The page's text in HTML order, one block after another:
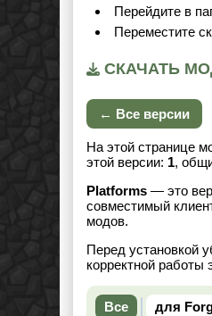
Перейдите в
Переместите
СКАЧАТЬ
← Все версии
На этой странице
этой версии: 1,
Platforms — это
совместимый
модов.
Перед установкой
корректной работы
Все для